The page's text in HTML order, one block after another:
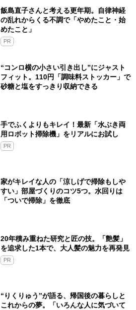
飯島直子さんと考える更年期。自律神経
の乱れからくる不調で「やめたこと・始
めたこと」
PR
“コンロ横の小さい引き出し”にジャスト
フィット。110円「調味料ストッカー」で
砂糖と塩をすっきり収納できる
手でふくよりもキレイ！最新「水ぶき両
用ロボット掃除機」をリアルにお試し
PR
家がキレイな人の「涼しげで掃除もしや
すい」部屋づくりのコツ5つ。水回りは
「ついで掃除」を徹底
20年積み重ねた研究と匠の技。「艶髪」
を追求した1本で、大人髪の魅力を再発見
PR
“りくりゅう”が語る、帰国後の暮らしと
これからの夢。「いろんな人に気づいて